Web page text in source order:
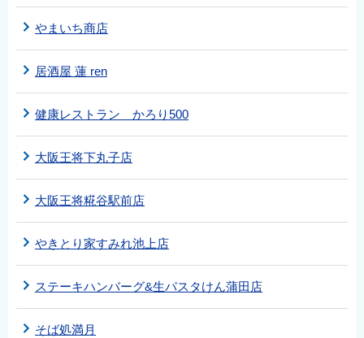
やまいち商店
居酒屋 蓮 ren
健康レストラン かろり500
大阪王将下丸子店
大阪王将糀谷駅前店
やきとり家すみれ池上店
ステーキハンバーグ&生パスタけん蒲田店
そば処満月